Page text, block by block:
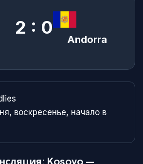
2 : 0
Andorra
воскресенье, начало в
Kosovo —